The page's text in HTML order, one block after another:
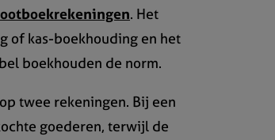
. Het
of kas-boekhouding en het
boekhouden de norm.
twee rekeningen. Bij een
goederen, terwijl de